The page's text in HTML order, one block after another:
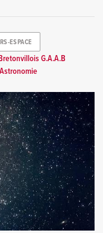
ESPACE
G.A.A.B
Astronomie